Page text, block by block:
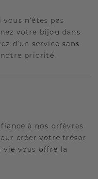
n’êtes pas
votre bijou dans
d’un service sans
priorité.
à nos orfèvres
créer votre trésor
vie vous offre la